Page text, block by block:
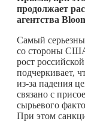
продолжает
агентства
Самый
со стороны
рост
подчеркивает,
из-за падения
связано с
сырьевого
При этом